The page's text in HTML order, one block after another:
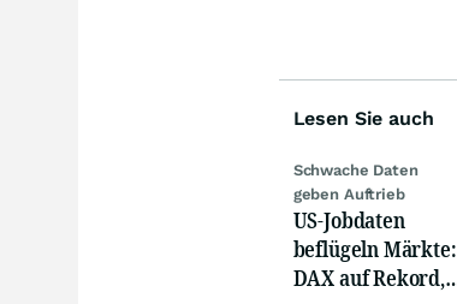
Lesen Sie auch
Schwache Daten
geben Auftrieb
US-Jobdaten
beflügeln Märkte:
DAX auf Rekord,